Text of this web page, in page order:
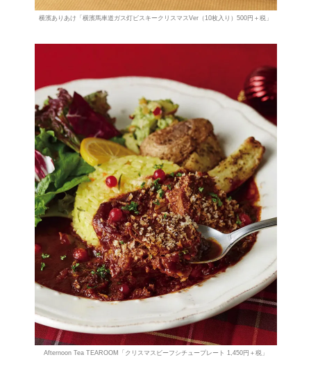
横濱ありあけ「横濱馬車道ガス灯ビスキークリスマスVer（10枚入り）500円＋税」
Afternoon Tea TEAROOM「クリスマスビーフシチュープレート 1,450円＋税」